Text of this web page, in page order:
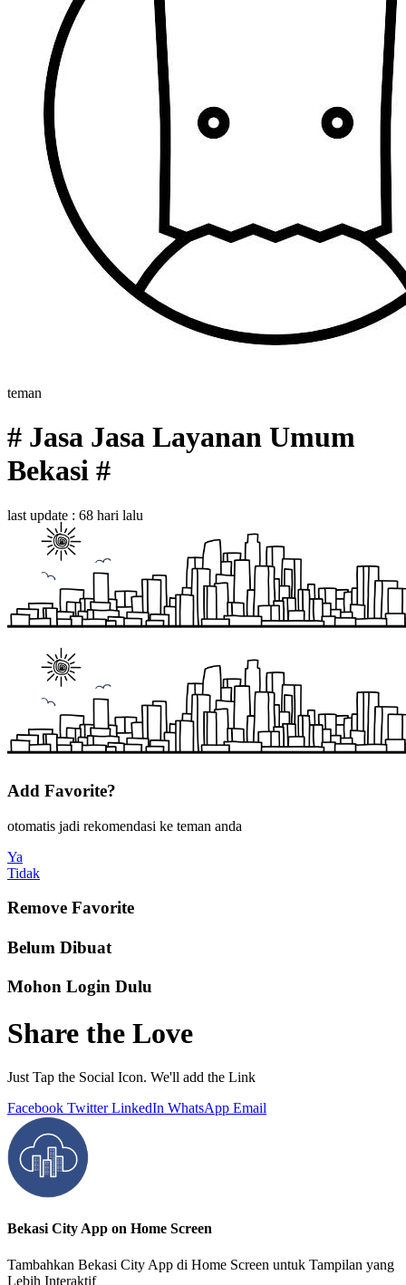
teman
# Jasa Jasa Layanan Umum
Bekasi #
last update : 68 hari lalu
Add Favorite?
otomatis jadi rekomendasi ke teman anda
Ya
Tidak
Remove Favorite
Belum Dibuat
Mohon Login Dulu
Share the Love
Just Tap the Social Icon. We'll add the Link
Facebook Twitter LinkedIn WhatsApp Email
Bekasi City App on Home Screen
Tambahkan Bekasi City App di Home Screen untuk Tampilan yang
Lebih Interaktif